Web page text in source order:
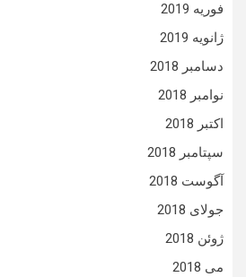
فوریه 2019
ژانویه 2019
دسامبر 2018
نوامبر 2018
اکتبر 2018
سپتامبر 2018
آگوست 2018
جولای 2018
ژوئن 2018
می 2018